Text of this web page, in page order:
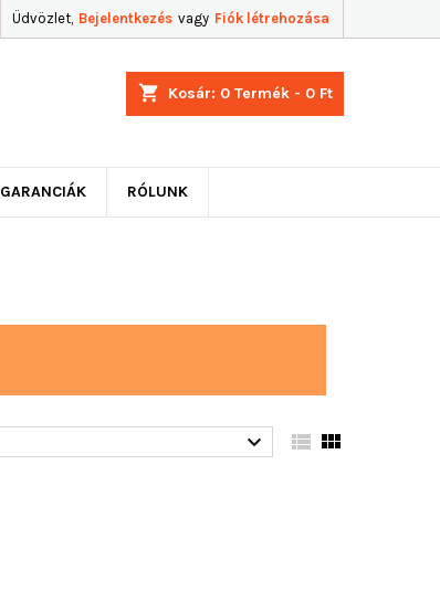
Üdvözlet, Bejelentkezés vagy Fiók létrehozása
shopping_cart Kosár: 0 Termék - 0 Ft
GARANCIÁK RÓLUNK
  